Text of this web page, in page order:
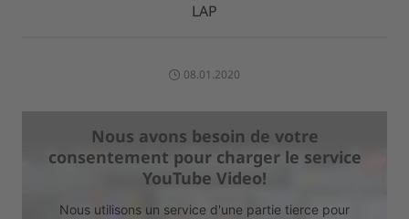
LAP
08.01.2020
Nous avons besoin de votre
consentement pour charger le service
YouTube Video!
Nous utilisons un service d'une partie tierce pour